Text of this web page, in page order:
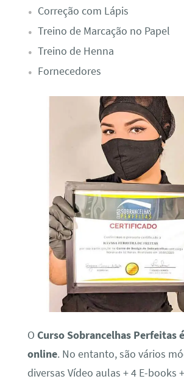
Correção com Lápis
Treino de Marcação no Papel
Treino de Henna
Fornecedores
O Curso Sobrancelhas Perfeitas
online. No entanto, são vários
diversas Vídeo aulas + 4 E-books